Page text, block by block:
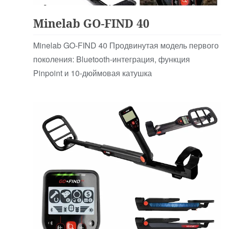
Детские
Minelab GO-FIND 40
Minelab GO-FIND 40 Продвинутая модель первого
поколения: Bluetooth-интеграция, функция
Pinpoint и 10-дюймовая катушка